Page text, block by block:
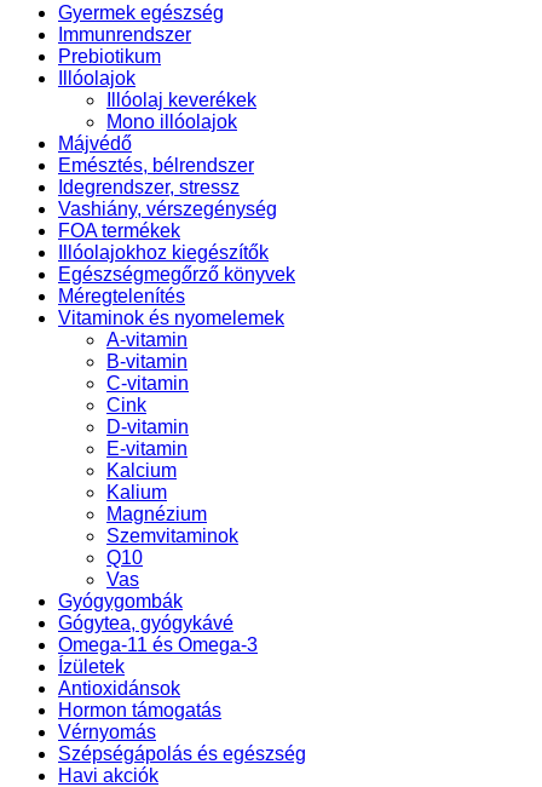
Gyermek egészség
Immunrendszer
Prebiotikum
Illóolajok
Illóolaj keverékek
Mono illóolajok
Májvédő
Emésztés, bélrendszer
Idegrendszer, stressz
Vashiány, vérszegénység
FOA termékek
Illóolajokhoz kiegészítők
Egészségmegőrző könyvek
Méregtelenítés
Vitaminok és nyomelemek
A-vitamin
B-vitamin
C-vitamin
Cink
D-vitamin
E-vitamin
Kalcium
Kalium
Magnézium
Szemvitaminok
Q10
Vas
Gyógygombák
Gógytea, gyógykávé
Omega-11 és Omega-3
Ízületek
Antioxidánsok
Hormon támogatás
Vérnyomás
Szépségápolás és egészség
Havi akciók